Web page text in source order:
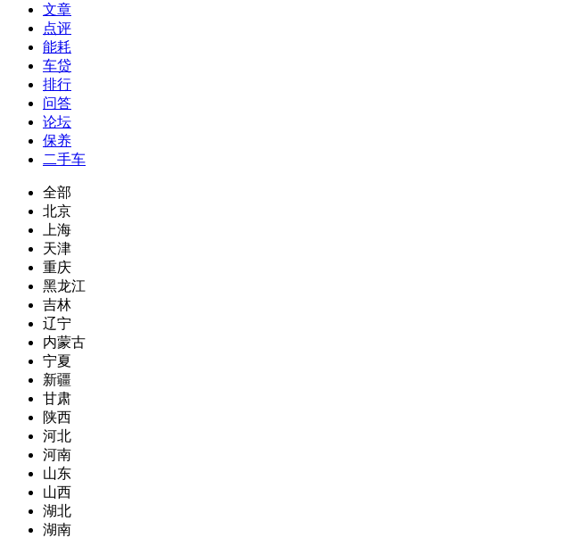
文章
点评
能耗
车贷
排行
问答
论坛
保养
二手车
全部
北京
上海
天津
重庆
黑龙江
吉林
辽宁
内蒙古
宁夏
新疆
甘肃
陕西
河北
河南
山东
山西
湖北
湖南